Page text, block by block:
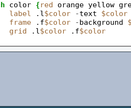
color {red orange yellow
label .l$color -text $color
frame .f$color - background
grid .l$color .f$color